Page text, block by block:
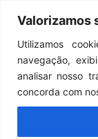
Valorizamos
Utilizamos
navegação,
analisar nosso
concorda com
Menu